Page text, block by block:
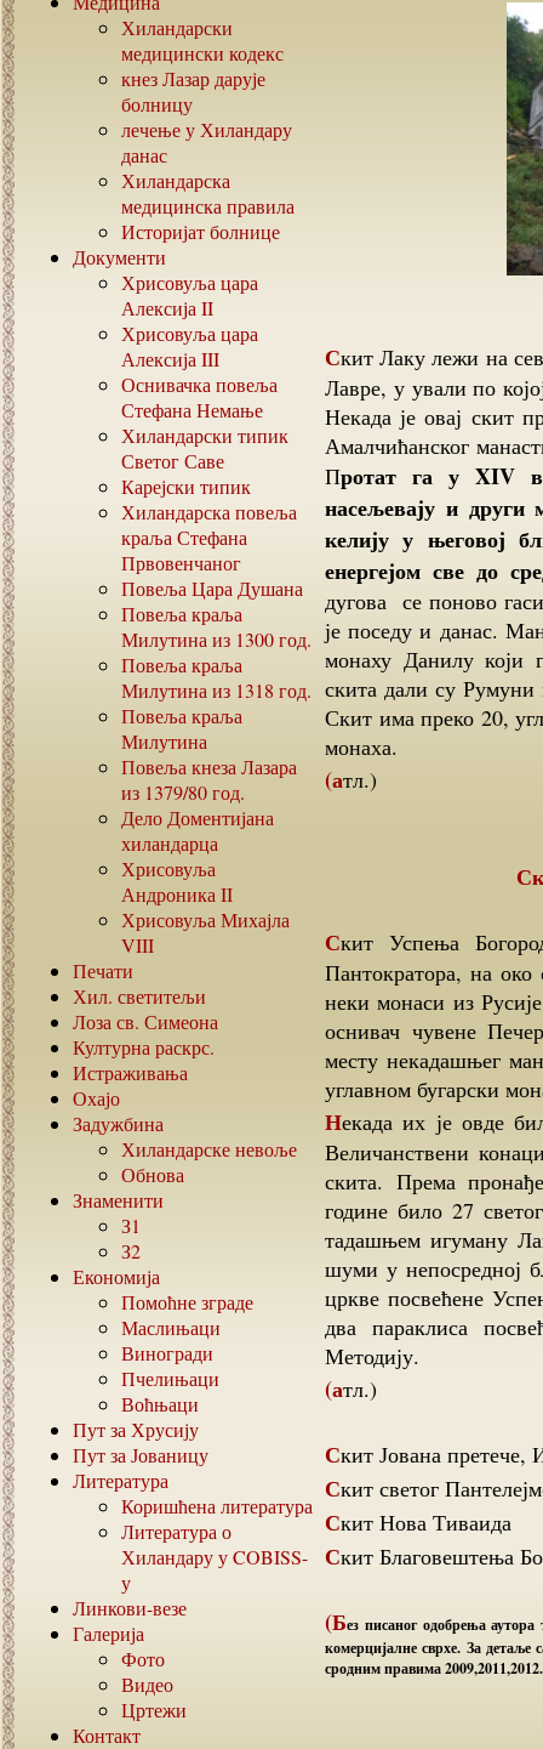
Хиландарски
медицински кодекс
кнез Лазар дарује
болницу
лечење у Хиландару
данас
Хиландарска
медицинска правила
Историјат болнице
Документи
Хрисовуља цара
Алексија II
Хрисовуља цара
Алексија III
Оснивачка повеља
Стефана Немање
Хиландарски типик
Светог Саве
Карејски типик
Хиландарска повеља
краља Стефана
Првовенчаног
Повеља Цара Душана
Повеља краља
Милутина из 1300год.
Повеља краља
Милутина из 1318 год.
Повеља краља
Милутина
Повеља кнеза Лазара
из 1379/80год.
Дело Доментијана
хиландарца
Хрисовуља
Андроника II
Хрисовуља Михајла
VIII
Печати
Хил. светитељи
Лоза св. Симеона
Културна раскрс.
Истраживања
Охајо
Задужбина
Хиландарске невоље
Обнова
Знаменити
З1
З2
Економија
Помоћне зграде
Маслињаци
Виногради
Пчелињаци
Воћњаци
Пут за Хрусију
Пут за Јованицу
Литература
Коришћена литература
Литература о
Хиландару уCOBISS-
у
Линкови-везе
Галерија
Фото
Видео
Цртежи
Контакт
Скит Лаку лежи на североисточној страни Атоса, између Каракала и Велике
Лавре, у ували по
Некада је овај скит
Амалчићанског
Протат га у XIV
насељевају и други
келију у његовој
енергејом све до
дугова се поново
је поседу и данас.
монаху Данилу који
скита дали су Румуни
Скит има преко 20,
монаха.
(атл.)
Скит Успења Богородичиног налази се између манастира Ватопеда и
Пантократора, на
неки монаси из
оснивач чувене
месту некадашњег
углавном бугарски
Некада их је овде било и преко 30 да би их данас било свега неколико.
Величанствени
скита. Према
године било 27
тадашњем игуману
шуми у непосредној
цркве посвећене
два параклиса
Методију.
(атл.)
Скит Јована
Скит светог
Скит Нова Тиваида
Скит Благовештења
(Без писаног одобрења
комерцијалне сврхе. За
сродним правима